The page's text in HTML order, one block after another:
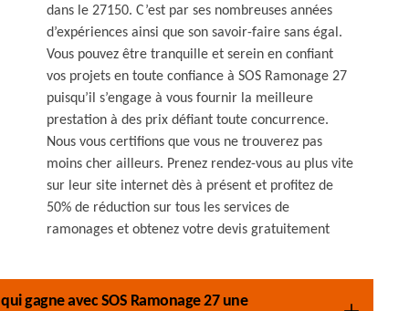
dans le 27150. C’est par ses nombreuses années
d’expériences ainsi que son savoir-faire sans égal.
Vous pouvez être tranquille et serein en confiant
vos projets en toute confiance à SOS Ramonage 27
puisqu’il s’engage à vous fournir la meilleure
prestation à des prix défiant toute concurrence.
Nous vous certifions que vous ne trouverez pas
moins cher ailleurs. Prenez rendez-vous au plus vite
sur leur site internet dès à présent et profitez de
50% de réduction sur tous les services de
ramonages et obtenez votre devis gratuitement
gagne avec SOS Ramonage 27 une